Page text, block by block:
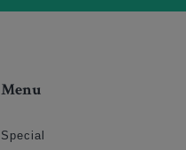
Menu
Special